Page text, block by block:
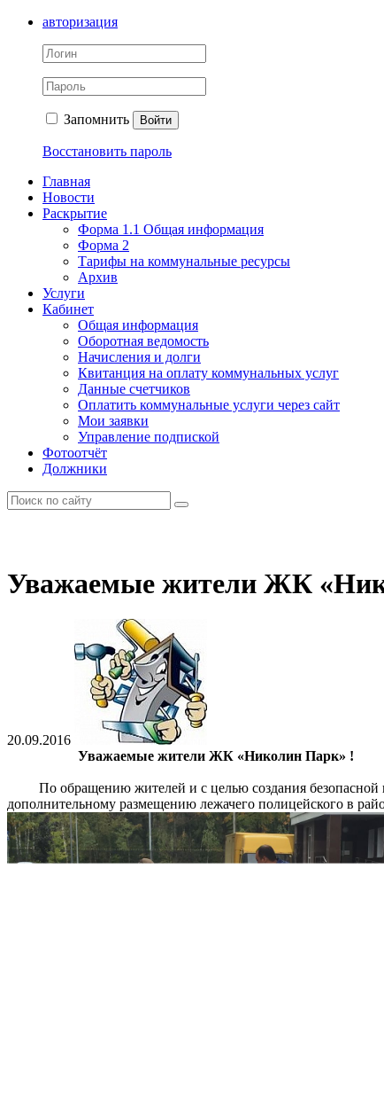
авторизация
Запомнить Войти
Восстановить пароль
Главная
Новости
Раскрытие
Форма 1.1 Общая информация
Форма 2
Тарифы на коммунальные ресурсы
Архив
Услуги
Кабинет
Общая информация
Оборотная ведомость
Начисления и долги
Квитанция на оплату коммунальных услуг
Данные счетчиков
Оплатить коммунальные услуги через сайт
Мои заявки
Управление подпиской
Фотоотчёт
Должники
Уважаемые жители ЖК
20.09.2016
Уважаемые жители ЖК «Николин Парк» !
По обращению жителей и с целью создания безопасной и
дополнительному размещению лежачего полицейского в